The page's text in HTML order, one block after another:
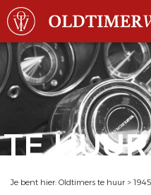
TE HUUR
Je bent hier: Oldtimers te huur >